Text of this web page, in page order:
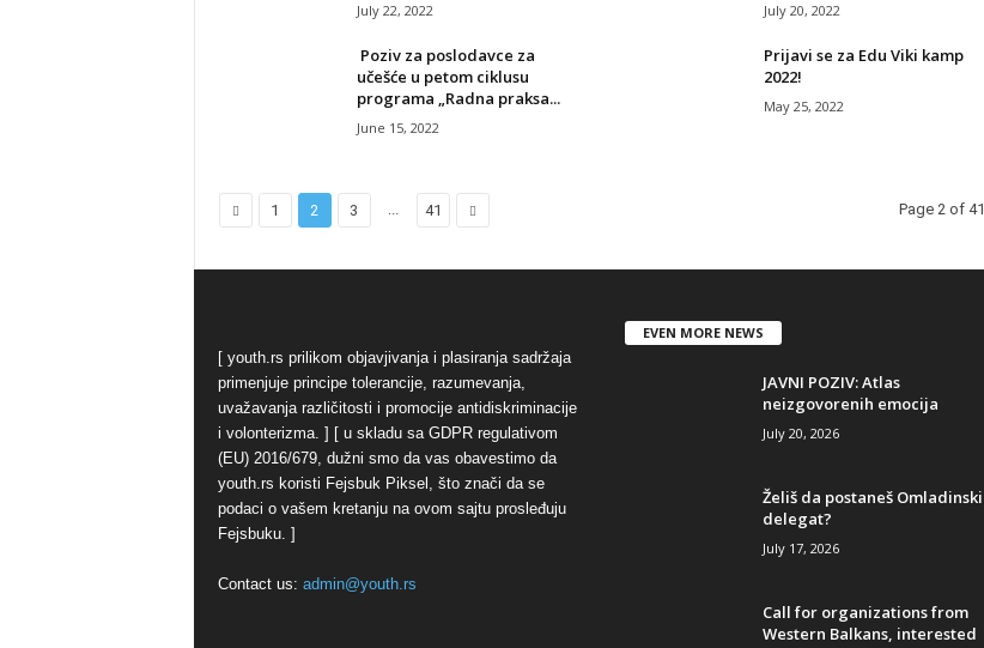
July 22, 2022 July 20, 2022
Poziv za poslodavce za
učešće u petom ciklusu
programa „Radna praksa...
June 15, 2022
Prijavi se za Edu Viki kamp
2022!
May 25, 2022
1 2 3 ... 41 Page 2 of 41
[ youth.rs prilikom objavjivanja i plasiranja sadržaja
primenjuje principe tolerancije, razumevanja,
uvažavanja različitosti i promocije antidiskriminacije
i volonterizma. ] [ u skladu sa GDPR regulativom
(EU) 2016/679, dužni smo da vas obavestimo da
youth.rs koristi Fejsbuk Piksel, što znači da se
podaci o vašem kretanju na ovom sajtu prosleđuju
Fejsbuku. ]
Contact us: admin@youth.rs
EVEN MORE NEWS
JAVNI POZIV: Atlas
neizgovorenih emocija
July 20, 2026
Želiš da postaneš Omladinski
delegat?
July 17, 2026
Call for organizations from
Western Balkans, interested